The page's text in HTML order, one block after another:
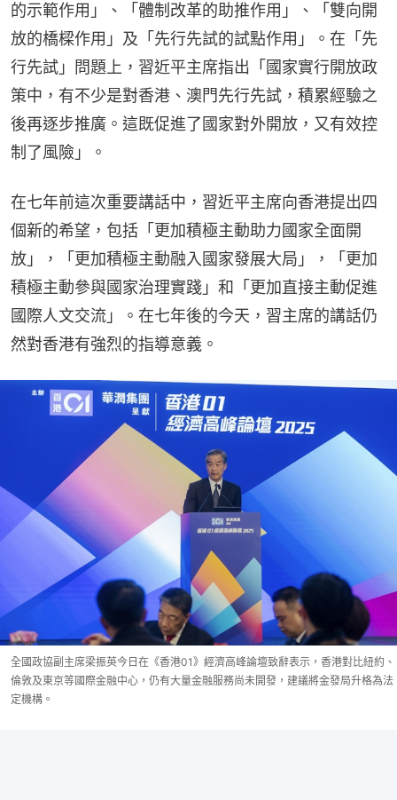
的示範作用」、「體制改革的助推作用」、「雙向開
放的橋樑作用」及「先行先試的試點作用」。在「先
行先試」問題上，習近平主席指出「國家實行開放政
策中，有不少是對香港、澳門先行先試，積累經驗之
後再逐步推廣。這既促進了國家對外開放，又有效控
制了風險」。
在七年前這次重要講話中，習近平主席向香港提出四
個新的希望，包括「更加積極主動助力國家全面開
放」，「更加積極主動融入國家發展大局」，「更加
積極主動參與國家治理實踐」和「更加直接主動促進
國際人文交流」。在七年後的今天，習主席的講話仍
然對香港有強烈的指導意義。
全國政協副主席梁振英今日在《香港01》經濟高峰論壇致辭表示，香港對比紐約、
倫敦及東京等國際金融中心，仍有大量金融服務尚未開發，建議將金發局升格為法
定機構。